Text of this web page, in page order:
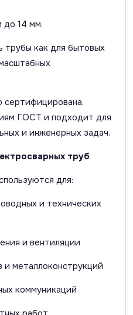
до 14 мм.
трубы как для бытовых
сертифицирована,
ГОСТ и подходит для
и инженерных задач.
труб
для:
и технических
и вентиляции
и металлоконструкций
коммуникаций